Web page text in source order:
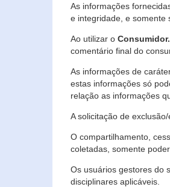
As informações
e integridade, e somente
Ao utilizar o
comentário final do
As informações de
estas informações só
relação as informações
A solicitação de
O compartilhamento,
coletadas, somente
Os usuários gestores do
disciplinares aplicáveis.